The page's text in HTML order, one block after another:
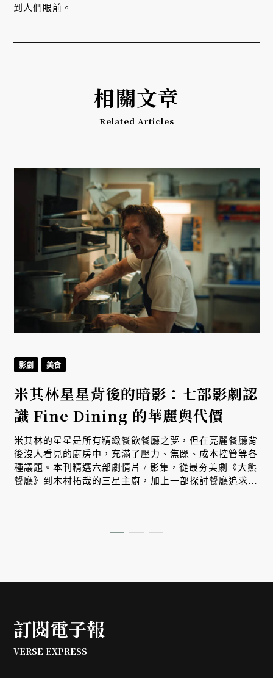
到人們眼前。
相關文章
Related Articles
影劇 美食
米其林星星背後的暗影：七部影劇認
識 Fine Dining 的華麗與代價
米其林的星星是所有精緻餐飲餐廳之夢，但在亮麗餐廳背
後沒人看見的廚房中，充滿了壓力、焦躁、成本控管等各
種議題。本刊精選六部劇情片 / 影集，從最夯美劇《大熊
餐廳》到木村拓哉的三星主廚，加上一部探討餐廳追求米
訂閱電子報
VERSE EXPRESS